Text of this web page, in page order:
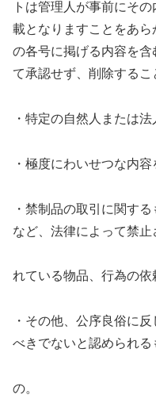
トは管理人が事前にそ
載となりますことをあ
の各号に掲げる内容を
て承認せず、削除するこ
・特定の自然人または
・極度にわいせつな内容
・禁制品の取引に関す
など、法律によって禁止
れている物品、行為の依
・その他、公序良俗に
べきでないと認められる
の。